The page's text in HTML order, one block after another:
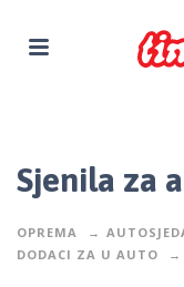
Sjenila za
OPREMA
DODACI ZA U AUTO